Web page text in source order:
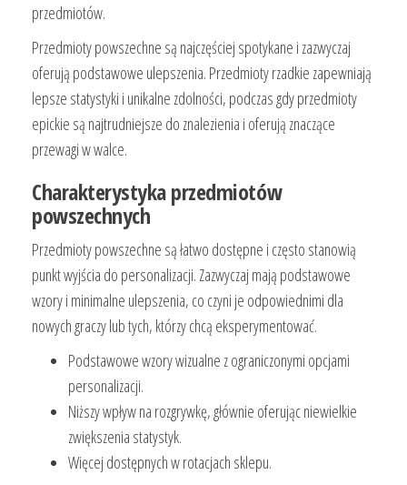
przedmiotów.
Przedmioty powszechne są najczęściej spotykane i zazwyczaj
oferują podstawowe ulepszenia. Przedmioty rzadkie zapewniają
lepsze statystyki i unikalne zdolności, podczas gdy przedmioty
epickie są najtrudniejsze do znalezienia i oferują znaczące
przewagi w walce.
Charakterystyka przedmiotów
powszechnych
Przedmioty powszechne są łatwo dostępne i często stanowią
punkt wyjścia do personalizacji. Zazwyczaj mają podstawowe
wzory i minimalne ulepszenia, co czyni je odpowiednimi dla
nowych graczy lub tych, którzy chcą eksperymentować.
Podstawowe wzory wizualne z ograniczonymi opcjami
personalizacji.
Niższy wpływ na rozgrywkę, głównie oferując niewielkie
zwiększenia statystyk.
Więcej dostępnych w rotacjach sklepu.